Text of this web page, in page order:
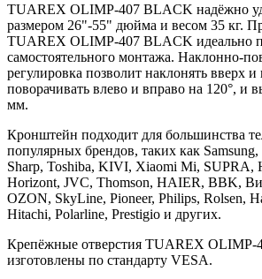
TUAREX OLIMP-407 BLACK надёжно
размером 26"-55" дюйма и весом 35 кг.
TUAREX OLIMP-407 BLACK идеально
самостоятельного монтажа. Наклонно-
регулировка позволит наклонять вверх и
поворачивать влево и вправо на 120°, и
мм.
Кронштейн подходит для большинства
популярных брендов, таких как
Sharp, Toshiba, KIVI, Xiaomi Mi, SUPRA,
Horizont, JVC, Thomson, HAIER, BBK,
OZON, SkyLine, Pioneer, Philips, Rolsen,
Hitachi, Polarline, Prestigio и других.
Крепёжные отверстия TUAREX
изготовлены по стандарту VESA.